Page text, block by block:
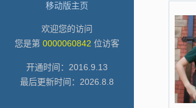
移动版主页
欢迎您的访问
您是第 0000060842 位访客
开通时间： 2016 9 13
最后更新时间： 2026 8 8